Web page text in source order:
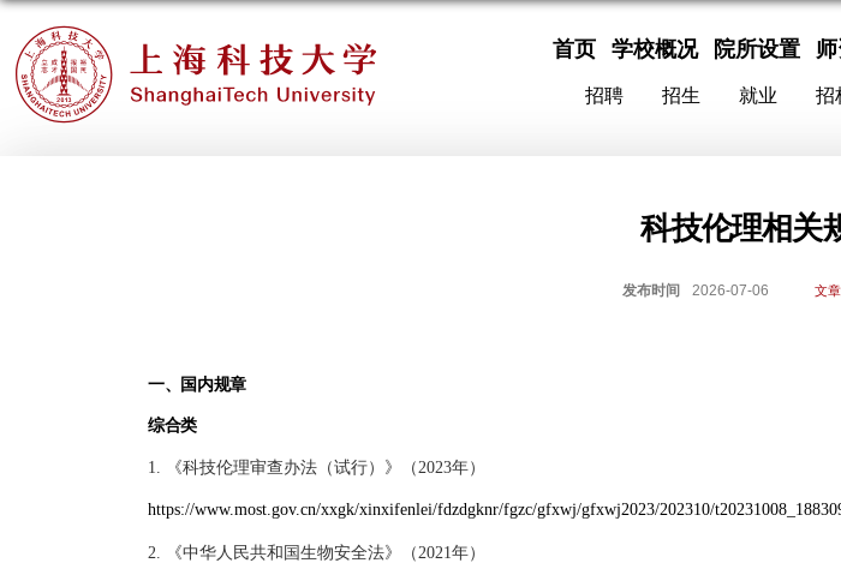
首页 学校概况 院所设置
招聘 招生 就业 招
科技伦理相关
发布时间 2026-07-06 文
一、国内规章
综合类
1. 《科技伦理审查办法（试行）》（2023年）
https://www.most.gov.cn/xxgk/xinxifenlei/fdzdgknr/fgzc/gfxwj/gfxwj2023/202310/
2. 《中华人民共和国生物安全法》（2021年）